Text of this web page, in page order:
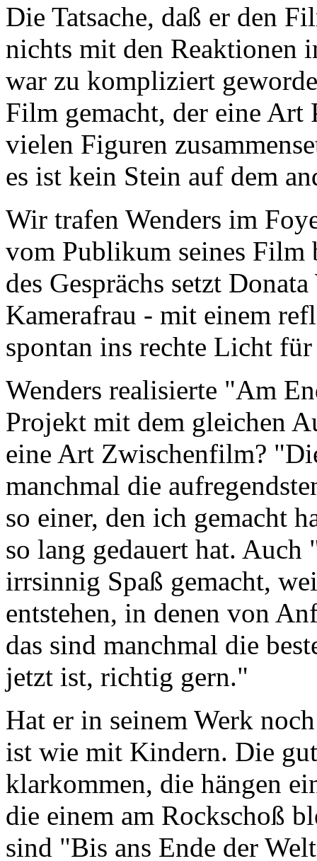
Die Tatsache, daß er den
nichts mit den Reaktionen
war zu kompliziert
Film gemacht, der eine Art
vielen Figuren
es ist kein Stein auf dem
Wir trafen Wenders im
vom Publikum seines Film
des Gesprächs setzt
Kamerafrau - mit einem
spontan ins rechte Licht
Wenders realisierte "Am
Projekt mit dem gleichen
eine Art Zwischenfilm?
manchmal die
so einer, den ich gemacht
so lang gedauert hat.
irrsinnig Spaß gemacht,
entstehen, in denen von
das sind manchmal die
jetzt ist, richtig gern."
Hat er in seinem Werk
ist wie mit Kindern. Die
klarkommen, die hängen
die einem am Rockschoß
sind "Bis ans Ende der